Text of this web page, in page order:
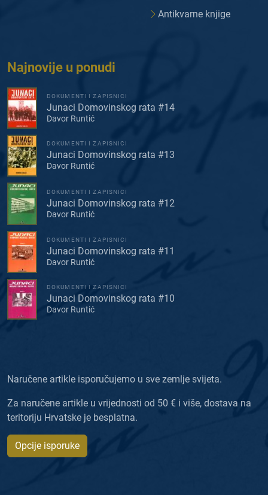
Antikvarne knjige
Najnovije u ponudi
DOKUMENTI I ZAPISNICI
Junaci Domovinskog rata #14
Davor Runtić
DOKUMENTI I ZAPISNICI
Junaci Domovinskog rata #13
Davor Runtić
DOKUMENTI I ZAPISNICI
Junaci Domovinskog rata #12
Davor Runtić
DOKUMENTI I ZAPISNICI
Junaci Domovinskog rata #11
Davor Runtić
DOKUMENTI I ZAPISNICI
Junaci Domovinskog rata #10
Davor Runtić
Naručene artikle isporučujemo u sve zemlje svijeta.
Za naručene artikle u vrijednosti od 50 € i više, dostava na
teritoriju Hrvatske je besplatna.
Opcije isporuke